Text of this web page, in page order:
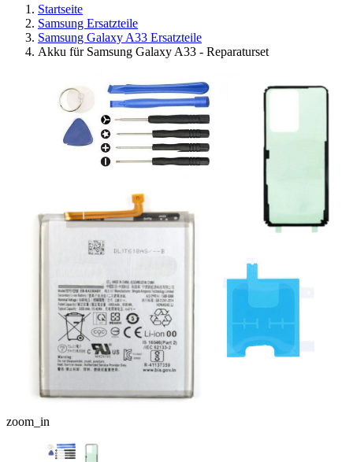
Startseite
Samsung Ersatzteile
Samsung Galaxy A33 Ersatzteile
Akku für Samsung Galaxy A33 - Reparaturset
zoom_in